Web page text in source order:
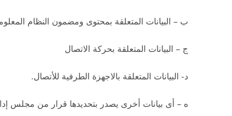
ب – البيانات المتعلقة بمحتوى ومضمون النظام
ج – البيانات المتعلقة بحركة الاتصال
د- البيانات المتعلقة بالاجهزة الطرفية للأتصال.
ه – أى بيانات أخرى يصدر بتحديدها قرار من مجلس